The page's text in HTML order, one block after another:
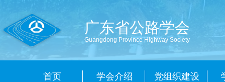
广东省公路学会
Guangdong Province Highway Society
首页 学会介绍 党组织建设